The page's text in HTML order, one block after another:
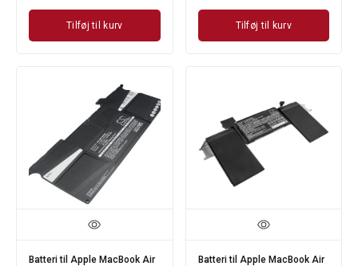
Tilføj til kurv Tilføj til kurv
Batteri til Apple MacBook Air Batteri til Apple MacBook Air